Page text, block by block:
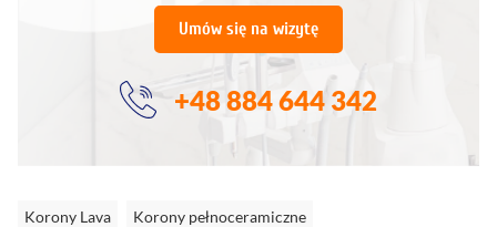
Umów się na wizytę
+48 884 644 342
Korony Lava Korony pełnoceramiczne